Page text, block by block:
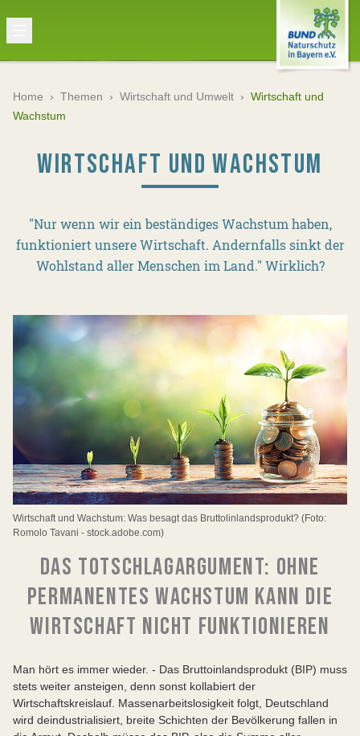
Home › Themen › Wirtschaft und Umwelt › Wirtschaft und
Wachstum
WIRTSCHAFT UND WACHSTUM
"Nur wenn wir ein beständiges Wachstum haben,
funktioniert unsere Wirtschaft. Andernfalls sinkt der
Wohlstand aller Menschen im Land." Wirklich?
Wirtschaft und Wachstum: Was besagt das Bruttolinlandsprodukt? (Foto:
Romolo Tavani - stock.adobe.com)
DAS TOTSCHLAGARGUMENT: OHNE
PERMANENTES WACHSTUM KANN DIE
WIRTSCHAFT NICHT FUNKTIONIEREN
Man hört es immer wieder. - Das Bruttoinlandsprodukt (BIP) muss
stets weiter ansteigen, denn sonst kollabiert der
Wirtschaftskreislauf. Massenarbeitslosigkeit folgt, Deutschland
wird deindustrialisiert, breite Schichten der Bevölkerung fallen in